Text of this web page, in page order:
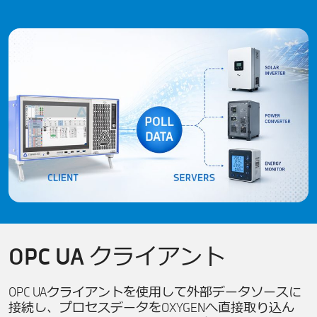
OPC UA クライアント
OPC UAクライアントを使用して外部データソースに
接続し、プロセスデータをOXYGENへ直接取り込ん